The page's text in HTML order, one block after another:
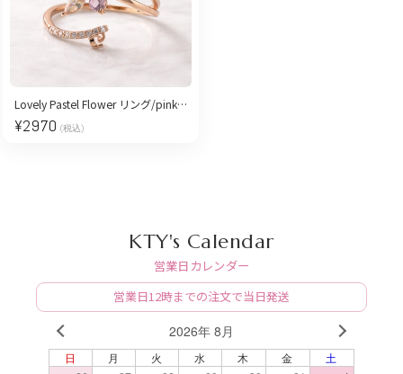
Lovely Pastel Flower リング/pink gold［free size］
¥2970 (税込)
KTY's Calendar
営業日カレンダー
営業日12時までの注文で当日発送
PREV 2026年 8月 NEXT
日 月 火 水 木 金
土